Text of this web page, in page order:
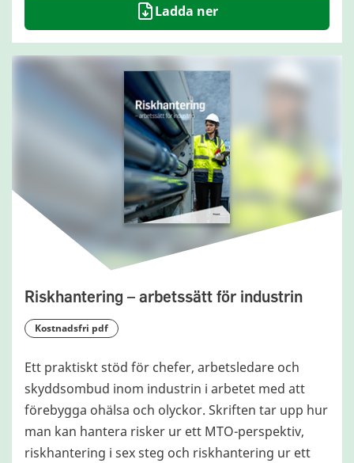
Ladda ner
Riskhantering – arbetssätt för industrin
kostnadsfri pdf
Ett praktiskt stöd för chefer, arbetsledare och
skyddsombud inom industrin i arbetet med att
förebygga ohälsa och olyckor. Skriften tar upp hur
man kan hantera risker ur ett MTO-perspektiv,
riskhantering i sex steg och riskhantering ur ett